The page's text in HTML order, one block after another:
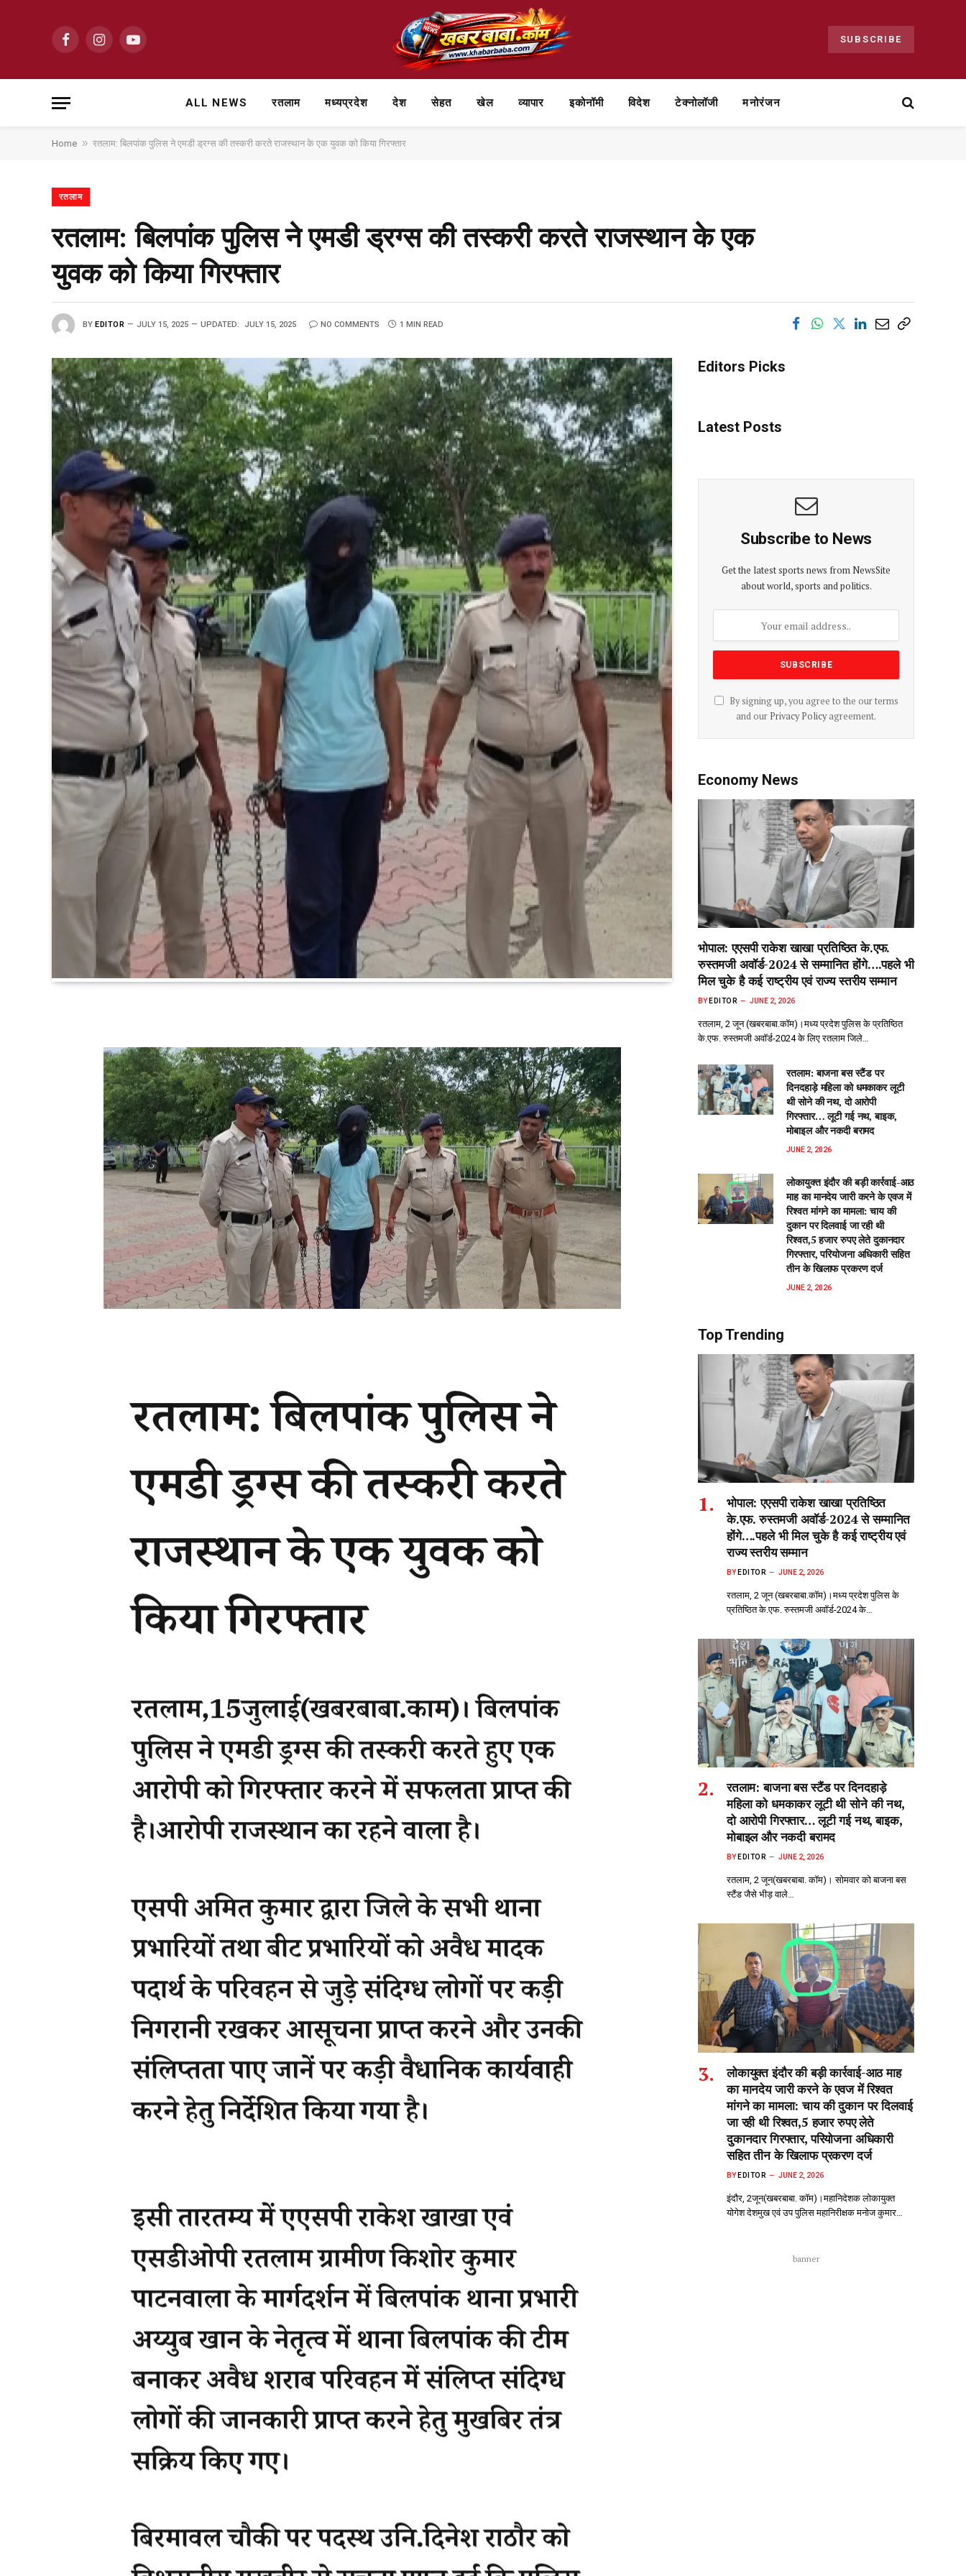
FacebookInstagramYouTube SUBSCRIBE
ALL NEWS रतलाम मध्यप्रदेश देश सेहत खेल व्यापार ⁠इकोनॉमी विदेश टेक्नोलॉजी मनोरंजन
Home » रतलाम: बिलपांक पुलिस ने एमडी ड्रग्स की तस्करी करते राजस्थान के एक युवक को किया गिरफ्तार
रतलाम
रतलाम: बिलपांक पुलिस ने एमडी ड्रग्स की तस्करी करते राजस्थान के एक
युवक को किया गिरफ्तार
BY EDITOR JULY 15, 2025 UPDATED: JULY 15, 2025 NO COMMENTS 1 MIN READ
Editors Picks
Latest Posts
Subscribe to News
Get the latest sports news from NewsSite
about world, sports and politics.
By signing up, you agree to the our terms
and our Privacy Policyagreement.
Economy News
भोपाल: एएसपी राकेश‌ खाखा प्रतिष्ठित के.एफ.
रुस्तमजी अवॉर्ड-2024 से सम्मानित होंगे….पहले भी
मिल चुके है कई राष्ट्रीय एवं राज्य स्तरीय सम्मान
BY EDITOR JUNE 2, 2026
रतलाम, 2 जून (खबरबाबा.कॉम)।मध्य प्रदेश पुलिस के प्रतिष्ठित
के.एफ. रुस्तमजी अवॉर्ड-2024 के लिए रतलाम जिले…
रतलाम: बाजना बस स्टैंड पर
दिनदहाड़े महिला को धमकाकर लूटी
थी सोने की नथ, दो आरोपी
गिरफ्तार… लूटी गई नथ, बाइक,
मोबाइल और नकदी बरामद
JUNE 2, 2026
लोकायुक्त इंदौर की बड़ी कार्रवाई-आठ
माह का मानदेय जारी करने के एवज में
रिश्वत मांगने का मामला: चाय की
दुकान पर दिलवाई जा रही थी
रिश्वत,5 हजार रुपए लेते दुकानदार
गिरफ्तार, परियोजना अधिकारी सहित
तीन के खिलाफ प्रकरण दर्ज
JUNE 2, 2026
Top Trending
भोपाल: एएसपी राकेश‌ खाखा प्रतिष्ठित
के.एफ. रुस्तमजी अवॉर्ड-2024 से सम्मानित
होंगे….पहले भी मिल चुके है कई राष्ट्रीय एवं
राज्य स्तरीय सम्मान
BY EDITOR JUNE 2, 2026
रतलाम, 2 जून (खबरबाबा.कॉम)।मध्य प्रदेश पुलिस के
प्रतिष्ठित के.एफ. रुस्तमजी अवॉर्ड-2024 के…
रतलाम: बाजना बस स्टैंड पर दिनदहाड़े
महिला को धमकाकर लूटी थी सोने की नथ,
दो आरोपी गिरफ्तार… लूटी गई नथ, बाइक,
मोबाइल और नकदी बरामद
BY EDITOR JUNE 2, 2026
रतलाम, 2 जून(खबरबाबा. कॉम)। सोमवार को बाजना बस
स्टैंड जैसे भीड़‌ वाले…
लोकायुक्त इंदौर की बड़ी कार्रवाई-आठ माह
का मानदेय जारी करने के एवज में रिश्वत
मांगने का मामला: चाय की दुकान पर दिलवाई
जा रही थी रिश्वत,5 हजार रुपए लेते
दुकानदार गिरफ्तार, परियोजना अधिकारी
सहित तीन के खिलाफ प्रकरण दर्ज
BY EDITOR JUNE 2, 2026
इंदौर, 2जून(खबरबाबा. कॉम)।महानिदेशक लोकायुक्त
योगेश देशमुख एवं उप पुलिस महानिरीक्षक मनोज कुमार…
banner